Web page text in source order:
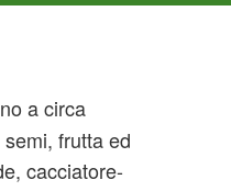
a circa
frutta ed
cacciatore-